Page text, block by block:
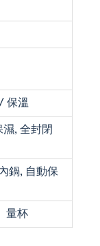
保溫
, 全封閉
鍋, 自動保
量杯